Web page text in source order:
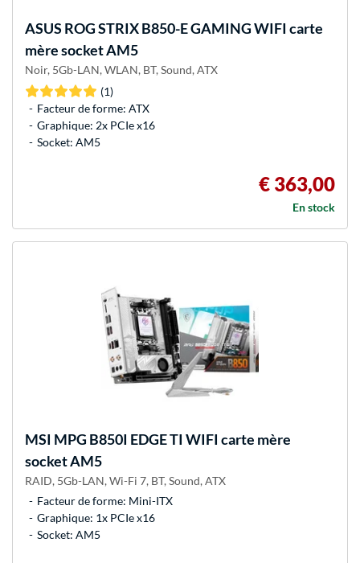
ASUS ROG STRIX B850-E GAMING WIFI carte
mère socket AM5
Noir, 5Gb-LAN, WLAN, BT, Sound, ATX
(1)
Facteur de forme: ATX
Graphique: 2x PCIe x16
Socket: AM5
€ 363,00
En stock
MSI MPG B850I EDGE TI WIFI carte mère
socket AM5
RAID, 5Gb-LAN, Wi-Fi 7, BT, Sound, ATX
Facteur de forme: Mini-ITX
Graphique: 1x PCIe x16
Socket: AM5